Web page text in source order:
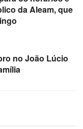
da Aleam, que
no João Lúcio